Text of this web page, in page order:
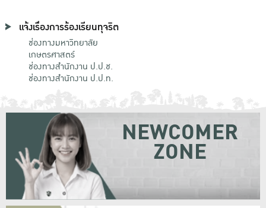
แจ้งเรื่องการร้องเรียนทุจริต
ช่องทางมหาวิทยาลัย
เกษตรศาสตร์
ช่องทางสำนักงาน ป.ป.ช.
ช่องทางสำนักงาน ป.ป.ท.
NEWCOMER
ZONE